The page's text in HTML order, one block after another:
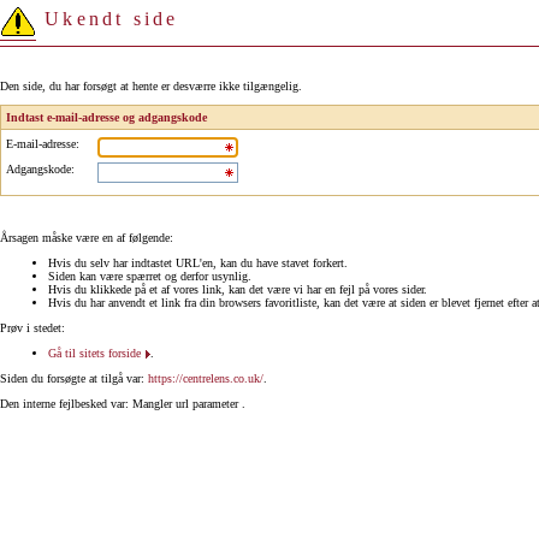
Ukendt side
Den side, du har forsøgt at hente er desværre ikke tilgængelig.
Indtast e-mail-adresse og adgangskode
E-mail-adresse:
Adgangskode:
Årsagen måske være en af følgende:
Hvis du selv har indtastet URL'en, kan du have stavet forkert.
Siden kan være spærret og derfor usynlig.
Hvis du klikkede på et af vores link, kan det være vi har en fejl på vores sider.
Hvis du har anvendt et link fra din browsers favoritliste, kan det være at siden er blevet fjernet efter
Prøv i stedet:
Gå til sitets forside
Siden du forsøgte at tilgå var: https://centrelens.co.uk/
Den interne fejlbesked var: Mangler url parameter .